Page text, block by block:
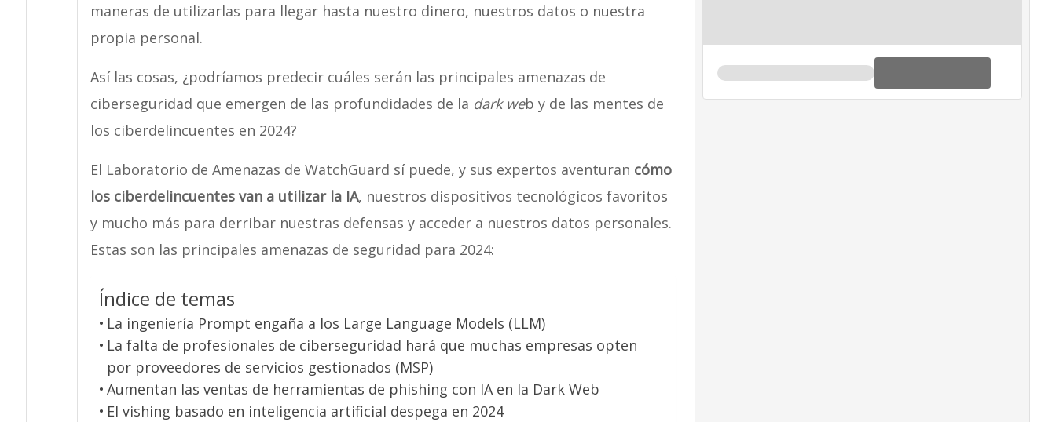
maneras de utilizarlas para llegar hasta nuestro dinero, nuestros datos o nuestra
propia personal.
Así las cosas, ¿podríamos predecir cuáles serán las principales amenazas de
ciberseguridad que emergen de las profundidades de la dark web y de las mentes de
los ciberdelincuentes en 2024?
El Laboratorio de Amenazas de WatchGuard sí puede, y sus expertos aventuran cómo
los ciberdelincuentes van a utilizar la IA, nuestros dispositivos tecnológicos favoritos
y mucho más para derribar nuestras defensas y acceder a nuestros datos personales.
Estas son las principales amenazas de seguridad para 2024:
Índice de temas
La ingeniería Prompt engaña a los Large Language Models (LLM)
La falta de profesionales de ciberseguridad hará que muchas empresas opten
por proveedores de servicios gestionados (MSP)
Aumentan las ventas de herramientas de phishing con IA en la Dark Web
El vishing basado en inteligencia artificial despega en 2024